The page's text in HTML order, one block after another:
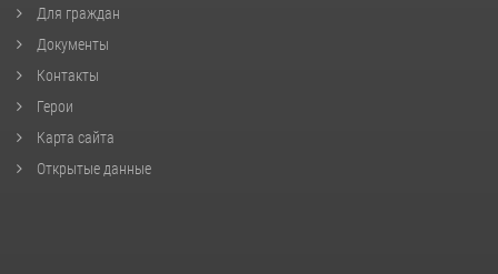
Для граждан
Документы
Контакты
Герои
Карта сайта
Открытые данные